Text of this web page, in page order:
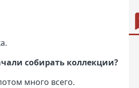
собирать коллекции?
много всего.